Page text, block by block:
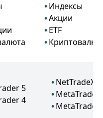
Индексы
Акции
ETF
5
4
NetTradeX
MetaTrader
MetaTrader